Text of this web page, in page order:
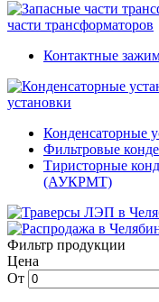
части трансформаторов
Контактные
установки
Конденсаторные
Фильтровые
Тиристорные
(АУКРМТ)
Фильтр продукции
Цена
От